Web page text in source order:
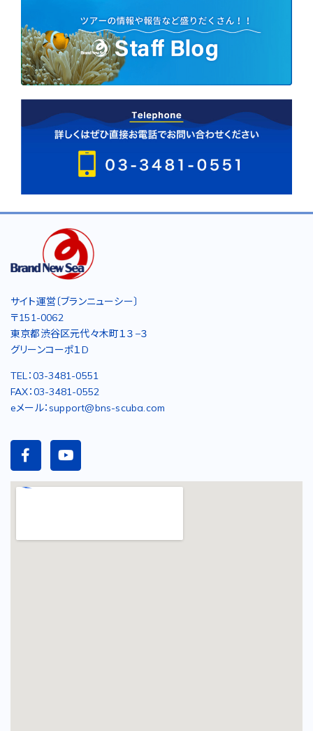
サイト運営〔ブランニューシー〕
〒151-0062
東京都渋谷区元代々木町１３−３
グリーンコーポ１D
TEL：03-3481-0551
FAX：03-3481-0552
eメール：support@bns-scuba.com